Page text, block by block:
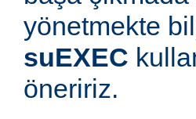
yönetmekte
suEXEC
öneririz.